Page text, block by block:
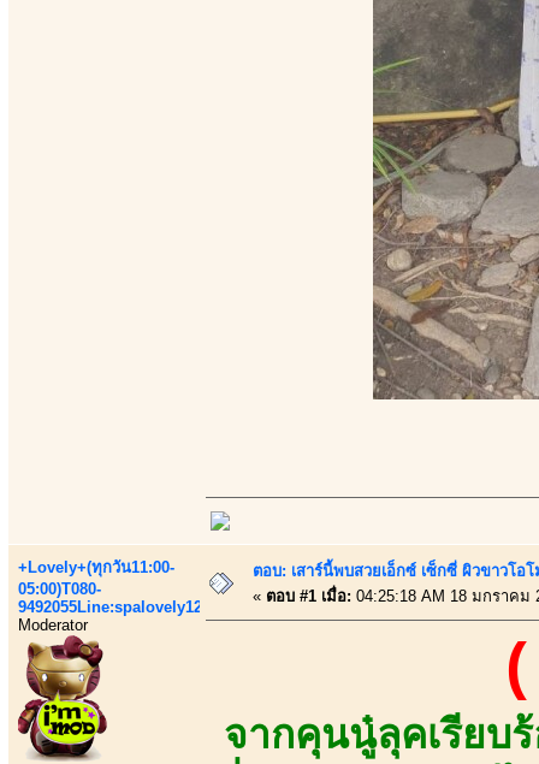
+Lovely+(ทุกวัน11:00-
05:00)T080-
9492055Line:spalovely123
Moderator
ตอบ: เสาร์นี้พบสวยเอ็กซ์ เซ็กซี่ ผิวขาวโ
« ตอบ #1 เมื่อ: 04:25:18 AM 18 มกราคม
จากคุนนู๋ลุคเรียบ